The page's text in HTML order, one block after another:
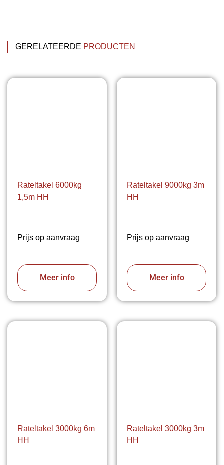
GERELATEERDE PRODUCTEN
Rateltakel 6000kg
1,5m HH
Prijs op aanvraag
Meer info
Rateltakel 9000kg 3m
HH
Prijs op aanvraag
Meer info
Rateltakel 3000kg 6m
HH
Rateltakel 3000kg 3m
HH